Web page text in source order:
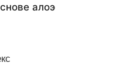
алоэ